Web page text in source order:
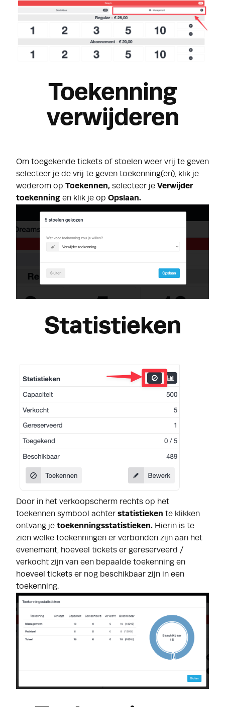
Toekenning
verwijderen
Om toegekende tickets of stoelen weer vrij te geven
selecteer je de vrij te geven toekenning(en), klik je
wederom op Toekennen, selecteer je Verwijder
toekenning en klik je op Opslaan.
Statistieken
Door in het verkoopscherm rechts op het
toekennen symbool achter statistieken te klikken
ontvang je toekenningsstatistieken. Hierin is te
zien welke toekenningen er verbonden zijn aan het
evenement, hoeveel tickets er gereserveerd /
verkocht zijn van een bepaalde toekenning en
hoeveel tickets er nog beschikbaar zijn in een
toekenning.